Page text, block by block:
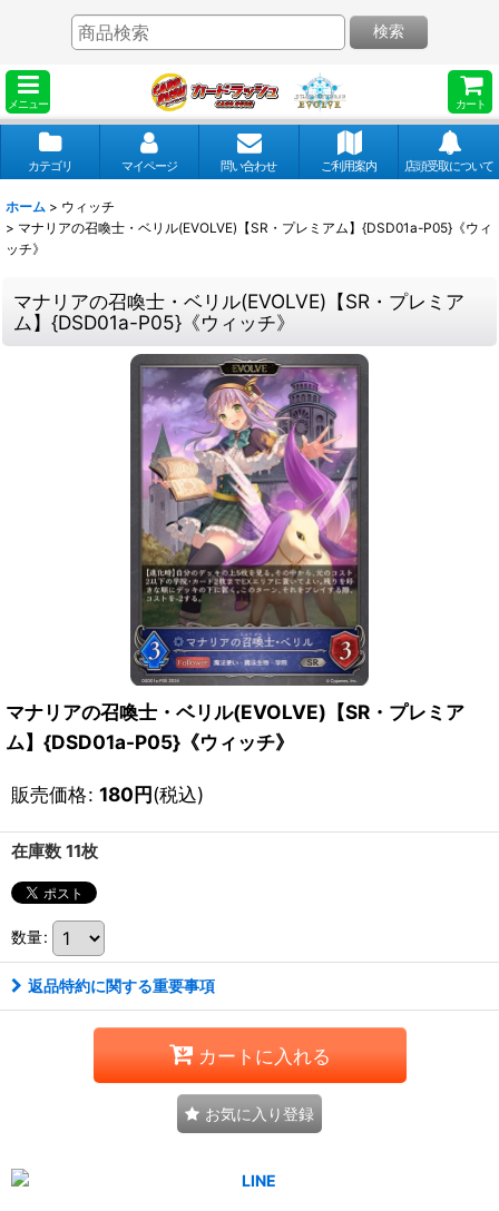
メニュー カート
検索
カテゴリ マイページ 問い合わせ ご利用案内 店頭受取について
ホーム > ウィッチ
> マナリアの召喚士・ベリル(EVOLVE)【SR・プレミアム】{DSD01a-P05}《ウィ
ッチ》
マナリアの召喚士・ベリル(EVOLVE)【SR・プレミア
ム】{DSD01a-P05}《ウィッチ》
マナリアの召喚士・ベリル(EVOLVE)【SR・プレミア
ム】{DSD01a-P05}《ウィッチ》
販売価格: 180円(税込)
在庫数 11枚
数量:
返品特約に関する重要事項
カートに入れる
お気に入り登録